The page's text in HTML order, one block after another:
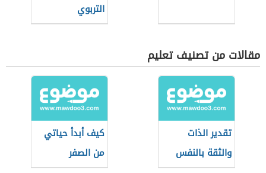
التربوي
مقالات من تصنيف تعليم
تقدير الذات
والثقة بالنفس
كيف أبدأ حياتي
من الصفر